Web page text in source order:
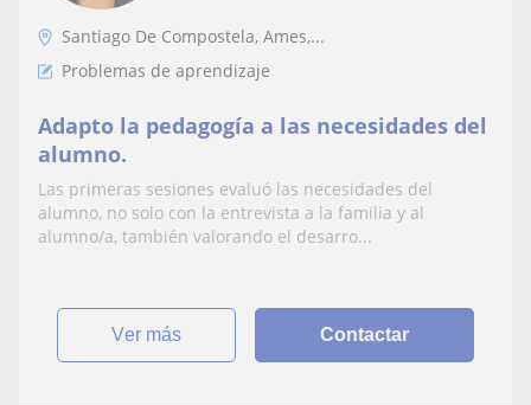
Santiago De Compostela, Ames,...
Problemas de aprendizaje
Adapto la pedagogía a las necesidades del
alumno.
Las primeras sesiones evaluó las necesidades del
alumno, no solo con la entrevista a la familia y al
alumno/a, también valorando el desarro...
ver más Contactar